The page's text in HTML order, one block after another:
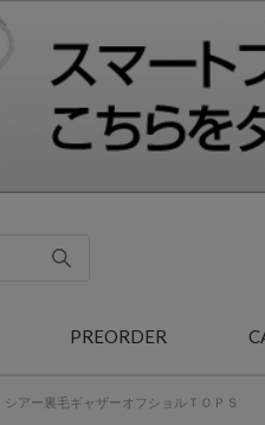
PREORDER
シアー裏毛ギャザーオフショルＴＯＰＳ